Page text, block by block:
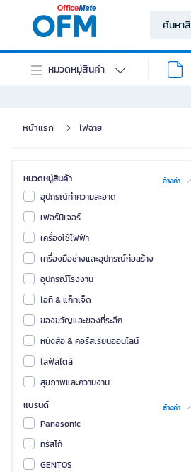
หมวดหมู่สินค้า
หน้าแรก ไฟฉาย
หมวดหมู่สินค้า ล้างค่า
อุปกรณ์ทำความสะอาด
เฟอร์นิเจอร์
เครื่องใช้ไฟฟ้า
เครื่องมือช่างและอุปกรณ์ก่อสร้าง
อุปกรณ์โรงงาน
ไอที & แก็ทเจ็ด
ของขวัญและของที่ระลึก
หนังสือ & คอร์สเรียนออนไลน์
ไลฟ์สไตล์
สุขภาพและความงาม
แบรนด์
ล้างค่า
Panasonic
ทรัสโก้
GENTOS